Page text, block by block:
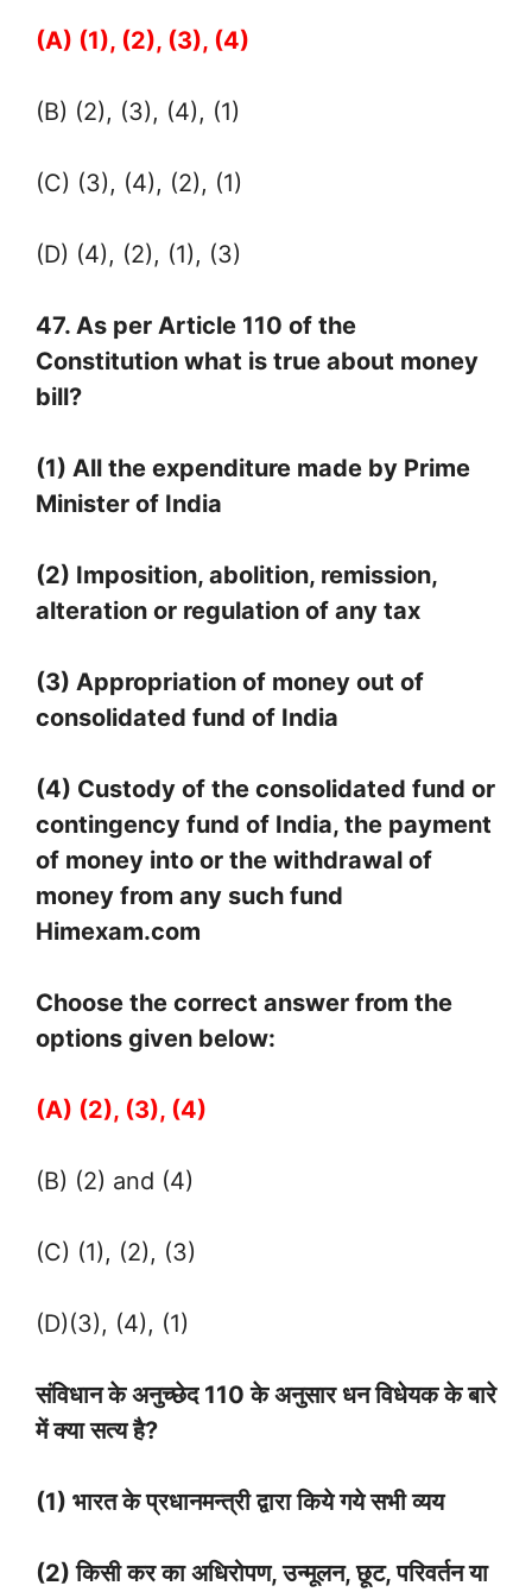
(A) (1), (2), (3), (4)
(B) (2), (3), (4), (1)
(C) (3), (4), (2), (1)
(D) (4), (2), (1), (3)
47. As per Article 110 of the
Constitution what is true about money
bill?
(1) All the expenditure made by Prime
Minister of India
(2) Imposition, abolition, remission,
alteration or regulation of any tax
(3) Appropriation of money out of
consolidated fund of India
(4) Custody of the consolidated fund or
contingency fund of India, the payment
of money into or the withdrawal of
money from any such fund
Himexam.com
Choose the correct answer from the
options given below:
(A) (2), (3), (4)
(B) (2) and (4)
(C) (1), (2), (3)
(D)(3), (4), (1)
संविधान के अनुच्छेद 110 के अनुसार धन विधेयक के बारे
में क्या सत्य है?
(1) भारत के प्रधानमन्त्री द्वारा किये गये सभी व्यय
(2) किसी कर का अधिरोपण, उन्मूलन, छूट, परिवर्तन या